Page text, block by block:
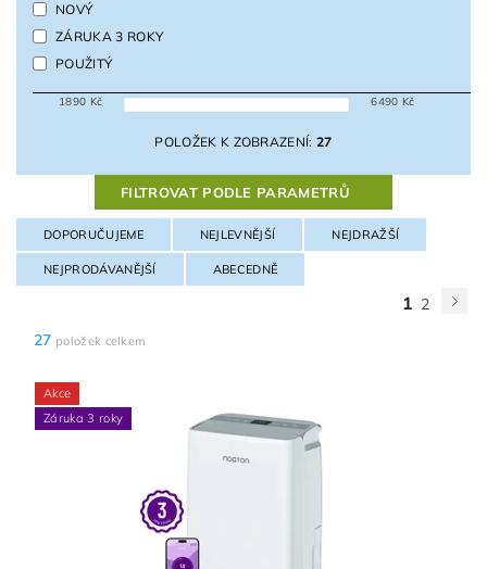
NOVÝ
ZÁRUKA 3 ROKY
POUŽITÝ
1890 Kč 6490 Kč
POLOŽEK K ZOBRAZENÍ:27
FILTROVAT PODLE PARAMETRŮ
DOPORUČUJEME NEJLEVNĚJŠÍ NEJDRAŽŠÍ
NEJPRODÁVANĚJŠÍ ABECEDNĚ
1 2
27 položek celkem
Akce
Záruka 3 roky